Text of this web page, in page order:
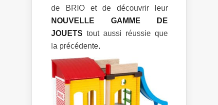
de BRIO et de découvrir leur
NOUVELLE GAMME DE
JOUETS tout aussi réussie que
la précédente.